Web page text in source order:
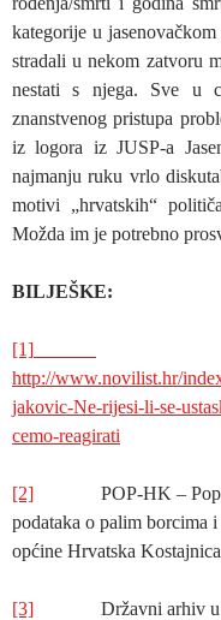
kategorije u
stradali u nekom zatvoru
nestati s njega. Sve u
znanstvenog pristupa
iz logora iz JUSP-a
najmanju ruku vrlo
motivi „hrvatskih“
Možda im je potrebno
BILJEŠKE:
[1]
http://www.novilist.hr/
jakovic-Ne-rijesi-li-se-
cemo-reagirati
[2] POP-HK – Popisne
podataka o palim borcima
općine Hrvatska
[3] Državni arhiv u